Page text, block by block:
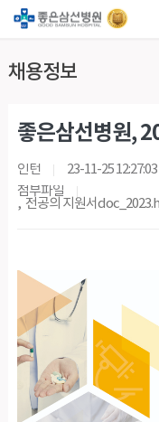
채용정보
좋은삼선병원,
인턴 23-11-25 12:27:03
첨부파일
, 전공의 지원서